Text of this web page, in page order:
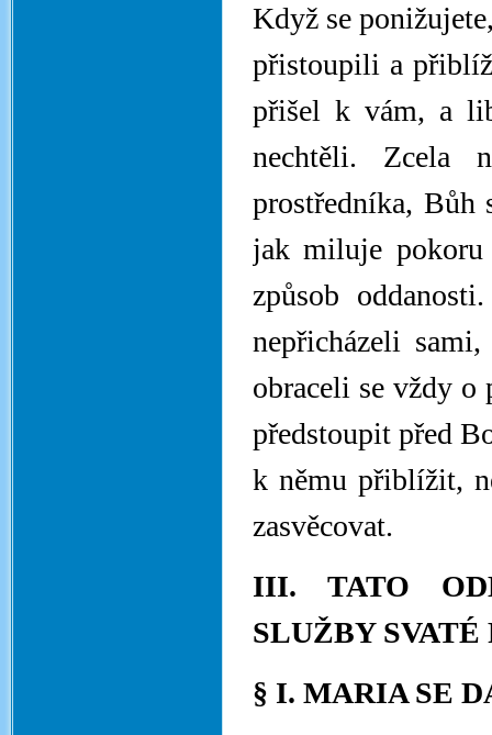
Když se
přistoupili a
přišel k vám, a
nechtěli. Zcela
prostředníka, Bůh
jak miluje pokoru
způsob
nepřicházeli
obraceli se vždy o
předstoupit před
k němu přiblížit,
zasvěcovat.
III. TATO
SLUŽBY SVATÉ
§ I. MARIA SE